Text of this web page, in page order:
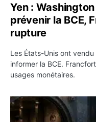
Yen :
prévenir la BCE,
rupture
Les États-Unis ont
informer la BCE.
usages monétaires.
Jane Street négocie